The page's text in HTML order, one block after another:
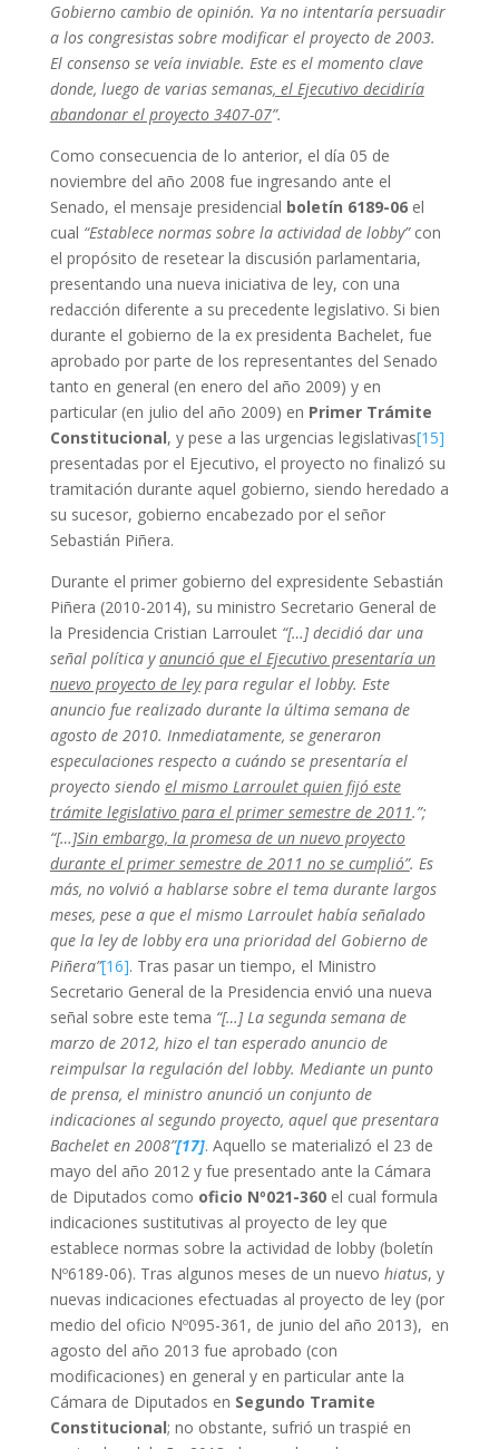
Gobierno cambio de opinión. Ya no intentaría persuadir
a los congresistas sobre modificar el proyecto de 2003.
El consenso se veía inviable. Este es el momento clave
donde, luego de varias semanas, el Ejecutivo decidiría
abandonar el proyecto 3407-07”.
Como consecuencia de lo anterior, el día 05 de
noviembre del año 2008 fue ingresando ante el
Senado, el mensaje presidencial boletín 6189-06 el
cual “Establece normas sobre la actividad de lobby” con
el propósito de resetear la discusión parlamentaria,
presentando una nueva iniciativa de ley, con una
redacción diferente a su precedente legislativo. Si bien
durante el gobierno de la ex presidenta Bachelet, fue
aprobado por parte de los representantes del Senado
tanto en general (en enero del año 2009) y en
particular (en julio del año 2009) en Primer Trámite
Constitucional, y pese a las urgencias legislativas[15]
presentadas por el Ejecutivo, el proyecto no finalizó su
tramitación durante aquel gobierno, siendo heredado a
su sucesor, gobierno encabezado por el señor
Sebastián Piñera.
Durante el primer gobierno del expresidente Sebastián
Piñera (2010-2014), su ministro Secretario General de
la Presidencia Cristian Larroulet “[…] decidió dar una
señal política yanunció que el Ejecutivo presentaría un
nuevo proyecto de leypara regular el lobby. Este
anuncio fue realizado durante la última semana de
agosto de 2010. Inmediatamente, se generaron
especulaciones respecto a cuándo se presentaría el
proyecto siendo el mismo Larroulet quien fijó este
trámite legislativo para el primer semestre de 2011.”;
“[…]Sin embargo, la promesa de un nuevo proyecto
durante el primer semestre de 2011 no se cumplió”. Es
más, no volvió a hablarse sobre el tema durante largos
meses, pese a que el mismo Larroulet había señalado
que la ley de lobby era una prioridad del Gobierno de
Piñera”[16]. Tras pasar un tiempo, el Ministro
Secretario General de la Presidencia envió una nueva
señal sobre este tema “[…] La segunda semana de
marzo de 2012, hizo el tan esperado anuncio de
reimpulsar la regulación del lobby. Mediante un punto
de prensa, el ministro anunció un conjunto de
indicaciones al segundo proyecto, aquel que presentara
Bachelet en 2008”[17]. Aquello se materializó el 23 de
mayo del año 2012 y fue presentado ante la Cámara
de Diputados como oficio Nº021-360el cual formula
indicaciones sustitutivas al proyecto de ley que
establece normas sobre la actividad de lobby (boletín
Nº6189-06). Tras algunos meses de un nuevo hiatus, y
nuevas indicaciones efectuadas al proyecto de ley (por
medio del oficio Nº095-361, de junio del año 2013), en
agosto del año 2013 fue aprobado (con
modificaciones) en general y en particular ante la
Cámara de Diputados en Segundo Tramite
Constitucional; no obstante, sufrió un traspié en